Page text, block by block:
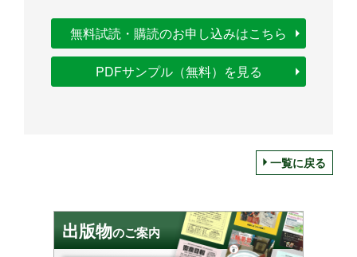
無料試読・購読のお申し込みはこちら
PDFサンプル（無料）を見る
一覧に戻る
出版物のご案内